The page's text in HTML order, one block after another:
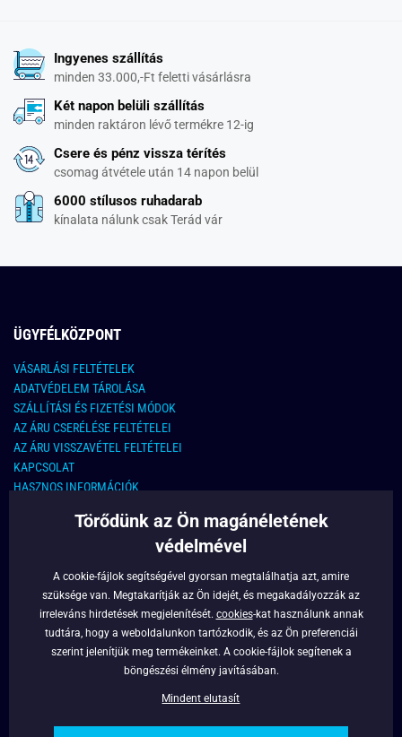
Ingyenes szállítás
minden 33.000,-Ft feletti vásárlásra
Két napon belüli szállítás
minden raktáron lévő termékre 12-ig
Csere és pénz vissza térítés
csomag átvétele után 14 napon belül
6000 stílusos ruhadarab
kínalata nálunk csak Terád vár
ÜGYFÉLKÖZPONT
VÁSARLÁSI FELTÉTELEK
ADATVÉDELEM TÁROLÁSA
SZÁLLÍTÁSI ÉS FIZETÉSI MÓDOK
AZ ÁRU CSERÉLÉSE FELTÉTELEI
AZ ÁRU VISSZAVÉTEL FELTÉTELEI
KAPCSOLAT
HASZNOS INFORMÁCIÓK
KAPCSOLAT
info@legyferfi.hu
FONTOS INFORMÁCIÓK
RÓLUNK
Törődünk az Ön magánéletének
védelmével
A cookie-fájlok segítségével gyorsan megtalálhatja azt, amire
szüksége van. Megtakarítják az Ön idejét, és megakadályozzák az
irreleváns hirdetések megjelenítését. cookies-kat használunk annak
tudtára, hogy a weboldalunkon tartózkodik, és az Ön preferenciái
szerint jelenítjük meg termékeinket. A cookie-fájlok segítenek a
böngészési élmény javításában.
Mindent elutasít